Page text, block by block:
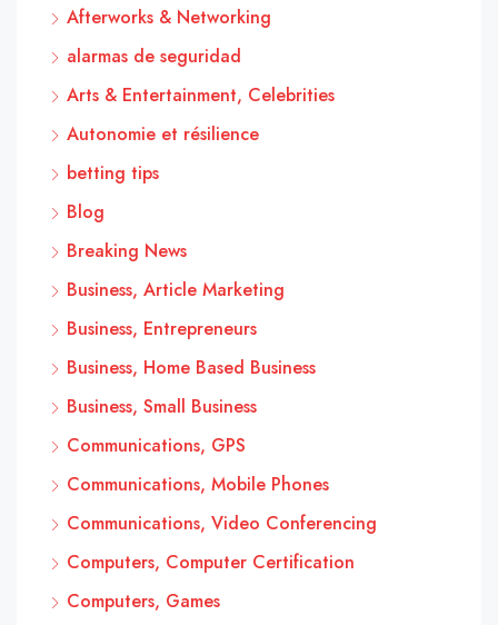
Afterworks & Networking
alarmas de seguridad
Arts & Entertainment, Celebrities
Autonomie et résilience
betting tips
Blog
Breaking News
Business, Article Marketing
Business, Entrepreneurs
Business, Home Based Business
Business, Small Business
Communications, GPS
Communications, Mobile Phones
Communications, Video Conferencing
Computers, Computer Certification
Computers, Games